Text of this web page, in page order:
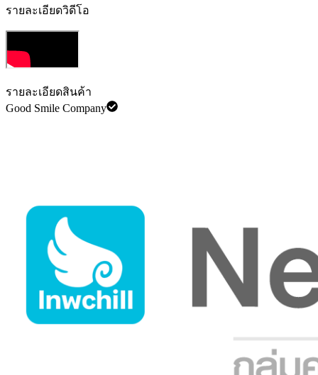
รายละเอียดวิดีโอ
รายละเอียดสินค้า
Good Smile Company